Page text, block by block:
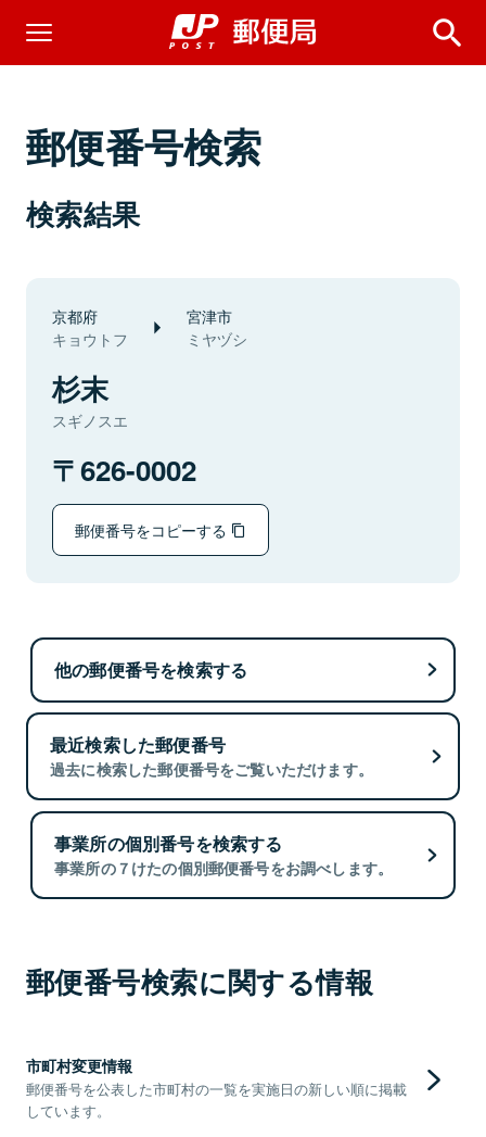
郵便番号検索
検索結果
京都府
キョウトフ
宮津市
ミヤヅシ
杉末
スギノスエ
626-0002
郵便番号をコピーする
他の郵便番号を検索する
最近検索した郵便番号
過去に検索した郵便番号をご覧いただけます。
事業所の個別番号を検索する
事業所の７けたの個別郵便番号をお調べします。
郵便番号検索に関する情報
市町村変更情報
郵便番号を公表した市町村の一覧を実施日の新しい順に掲載
しています。